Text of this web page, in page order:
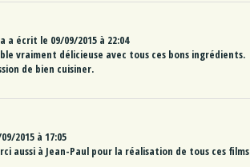
a écrit le 09/09/2015 à 22:04
vraiment délicieuse avec tous ces bons ingrédients.
de bien cuisiner.
2015 à 17:05
aussi à Jean-Paul pour la réalisation de tous ces films